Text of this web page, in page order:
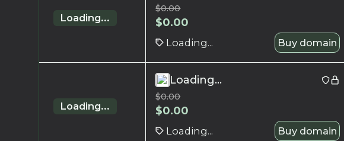
Loading...
$0.00
$0.00
Loading... Buy domain
Loading...
Loading...
$0.00
$0.00
Loading... Buy domain